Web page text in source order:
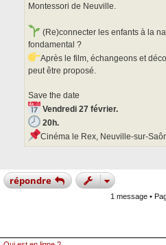
Montessori de Neuville.
(Re)connecter les enfants à la
fondamental ?
Après le film, échangeons et
peut être proposé.
Save the date
Vendredi 27 février.
20h.
Cinéma le Rex, Neuville-sur-
répondre
1 message •